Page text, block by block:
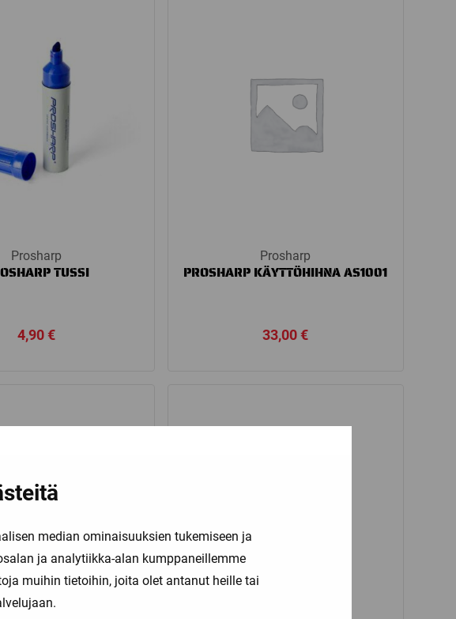
median ominaisuuksien tukemiseen ja
ja analytiikka-alan kumppaneillemme
muihin tietoihin, joita olet antanut heille tai
Prosharp
TUSSI
4,90€
Prosharp
PROSHARP KÄYTTÖHIHNA AS1001
33,00€